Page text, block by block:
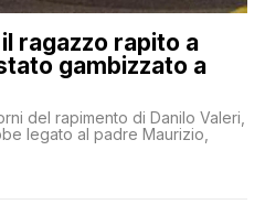
ragazzo rapito a
gambizzato a
del rapimento di Danilo Valeri,
legato al padre Maurizio,